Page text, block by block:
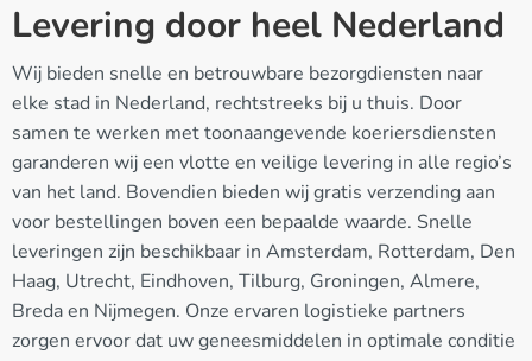
Levering door heel Nederland
Wij bieden snelle en betrouwbare bezorgdiensten naar
elke stad in Nederland, rechtstreeks bij u thuis. Door
samen te werken met toonaangevende koeriersdiensten
garanderen wij een vlotte en veilige levering in alle regio’s
van het land. Bovendien bieden wij gratis verzending aan
voor bestellingen boven een bepaalde waarde. Snelle
leveringen zijn beschikbaar in Amsterdam, Rotterdam, Den
Haag, Utrecht, Eindhoven, Tilburg, Groningen, Almere,
Breda en Nijmegen. Onze ervaren logistieke partners
zorgen ervoor dat uw geneesmiddelen in optimale conditie